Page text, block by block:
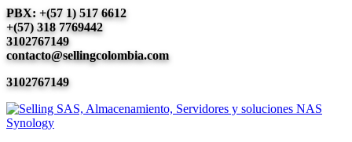
PBX: +(57 1) 517 6612
+(57) 318 7769442
3102767149
contacto@sellingcolombia.com
3102767149